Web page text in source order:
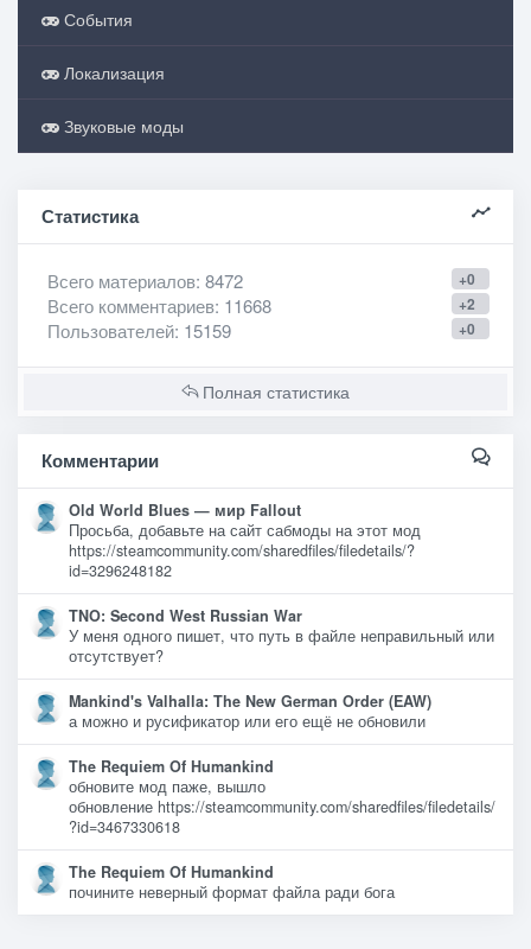
События
Локализация
Звуковые моды
Статистика
+0
Всего материалов: 8472
+2
Всего комментариев: 11668
+0
Пользователей: 15159
Полная статистика
Комментарии
Old World Blues — мир Fallout
Просьба, добавьте на сайт сабмоды на этот мод
https://steamcommunity.com/sharedfiles/filedetails/?
id=3296248182
TNO: Second West Russian War
У меня одного пишет, что путь в файле неправильный или
отсутствует?
Mankind's Valhalla: The New German Order (EAW)
а можно и русификатор или его ещё не обновили
The Requiem Of Humankind
обновите мод паже, вышло
обновление https://steamcommunity.com/sharedfiles/filedetails/
?id=3467330618
The Requiem Of Humankind
почините неверный формат файла ради бога